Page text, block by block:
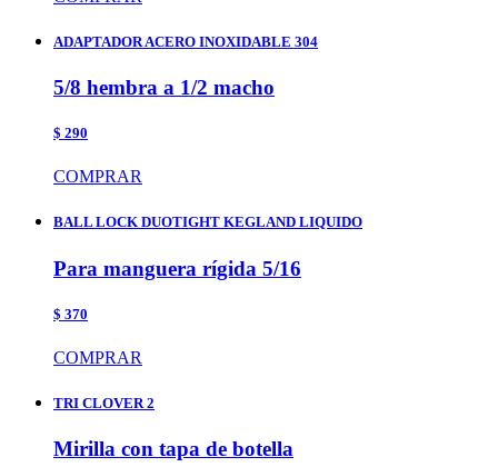
ADAPTADOR ACERO INOXIDABLE 304
5/8 hembra a 1/2 macho
$ 290
COMPRAR
BALL LOCK DUOTIGHT KEGLAND LIQUIDO
Para manguera rígida 5/16
$ 370
COMPRAR
TRI CLOVER 2
Mirilla con tapa de botella